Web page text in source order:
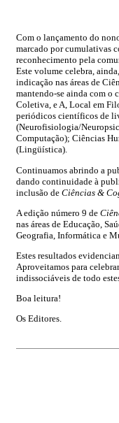
Com o lançamento do
marcado por cumulativas
reconhecimento pela
Este volume celebra,
indicação nas áreas de
mantendo-se ainda com o
Coletiva, e A, Local em
periódicos científicos de
(Neurofisiologia/
Computação); Ciências
(Lingüística).
Continuamos abrindo a
dando continuidade à
inclusão de Ciências &
A edição número 9 de
nas áreas de Educação,
Geografia, Informática e
Estes resultados
Aproveitamos para
indissociáveis de todo
Boa leitura!
Os Editores.